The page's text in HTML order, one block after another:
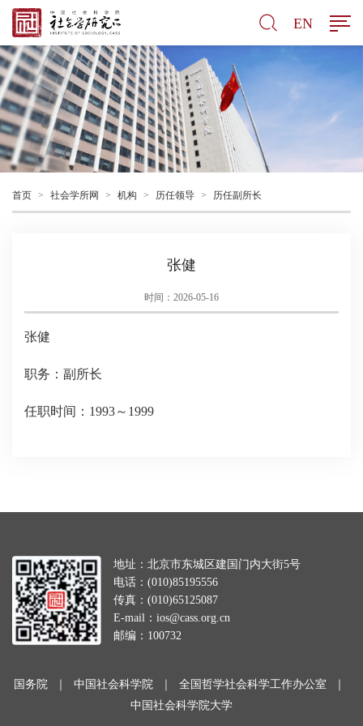
EN
首页 > 社会学所网 > 机构 > 历任领导 > 历任副所长
张健
时间：2026-05-16
张健
职务：副所长
任职时间：1993～1999
地址：北京市东城区建国门内大街5号
电话：(010)85195556
传真：(010)65125087
E-mail：ios@cass.org.cn
邮编：100732
国务院 ｜ 中国社会科学院 ｜ 全国哲学社会科学工作办公室
｜
中国社会科学院大学